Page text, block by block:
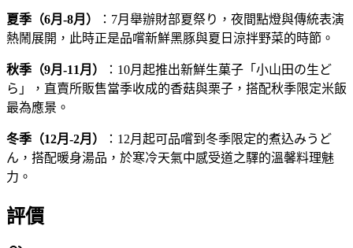
夏季（6月-8月）
：7月舉辦財部夏祭り，夜間點燈與傳統表演
熱鬧展開，此時正是品嚐新鮮黑豚與夏日涼拌野菜的時節。
秋季（9月-11月）
：10月起推出新鮮生菓子「小山田の生ど
ら」，直賣所販售當季收成的香菇與栗子，搭配秋季限定米飯
最為應景。
冬季（12月-2月）
：12月起可品嚐到冬季限定的煮込みうど
ん，搭配暖身湯品，於寒冷天氣中感受道之驛的溫馨料理魅
力。
評價